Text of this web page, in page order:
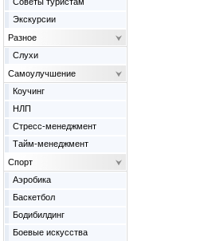
Экскурсии
Разное
Слухи
Самоулучшение
Коучинг
НЛП
Стресс-менеджмент
Тайм-менеджмент
Спорт
Аэробика
Баскетбол
Бодибилдинг
Боевые искусства